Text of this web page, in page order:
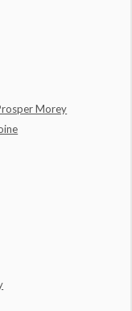
Morey